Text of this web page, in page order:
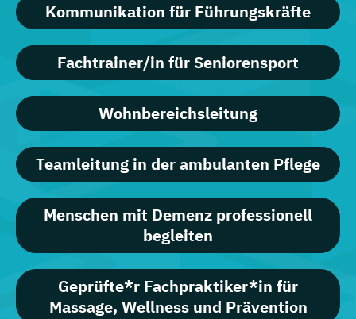
Kommunikation für Führungskräfte
Fachtrainer/in für Seniorensport
Wohnbereichsleitung
Teamleitung in der ambulanten Pflege
Menschen mit Demenz professionell
begleiten
Geprüfte*r Fachpraktiker*in für
Massage, Wellness und Prävention